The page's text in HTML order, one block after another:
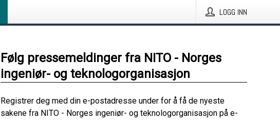
LOGG INN
Følg pressemeldinger fra NITO - Norges
ingeniør- og teknologorganisasjon
Registrer deg med din e-postadresse under for å få de nyeste
sakene fra NITO - Norges ingeniør- og teknologorganisasjon på e-